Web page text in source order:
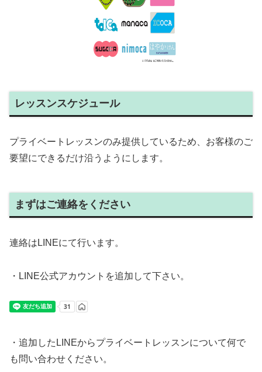
レッスンスケジュール
プライベートレッスンのみ提供しているため、お客様のご
要望にできるだけ沿うようにします。
まずはご連絡をください
連絡はLINEにて行います。
・LINE公式アカウントを追加して下さい。
・追加したLINEからプライベートレッスンについて何で
も問い合わせください。